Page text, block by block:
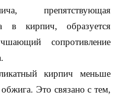
препятствующая
в кирпич, образуется
сопротивление
кирпич меньше
Это связано с тем,